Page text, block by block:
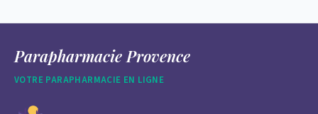
Parapharmacie Provence
VOTRE PARAPHARMACIE EN LIGNE